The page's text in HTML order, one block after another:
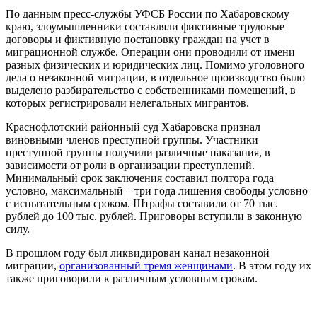
По данным пресс-службы УФСБ России по Хабаровскому
краю, злоумышленники составляли фиктивные трудовые
договоры и фиктивную постановку граждан на учет в
миграционной службе. Операции они проводили от имени
разных физических и юридических лиц. Помимо уголовного
дела о незаконной миграции, в отдельное производство было
выделено разбирательство с собственниками помещений, в
которых регистрировали нелегальных мигрантов.
Краснофлотский районный суд Хабаровска признал
виновными членов преступной группы. Участники
преступной группы получили различные наказания, в
зависимости от роли в организации преступлений.
Минимальный срок заключения составил полтора года
условно, максимальный – три года лишения свободы условно
с испытательным сроком. Штрафы составили от 70 тыс.
рублей до 100 тыс. рублей. Приговоры вступили в законную
силу.
В прошлом году был ликвидирован канал незаконной
миграции, организованный тремя женщинами. В этом году их
также приговорили к различным условным срокам.